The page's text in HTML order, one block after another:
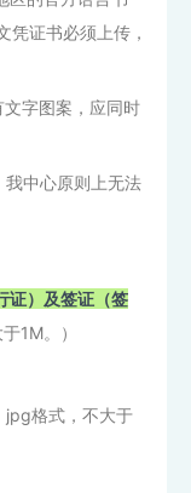
凭证书必须上传，
文字图案，应同时
我中心原则上无法
证）及签证（签
1M。）
jpg格式，不大于